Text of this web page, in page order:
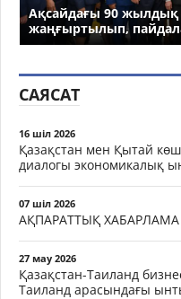
Ақсайдағы 90 жылдық
жаңғыртылып,
САЯСАТ
16 шіл 2026
Қазақстан мен Қытай
диалогы экономикалық
07 шіл 2026
АҚПАРАТТЫҚ ХАБАРЛАМА
27 мау 2026
Қазақстан-Таиланд
Таиланд арасындағы